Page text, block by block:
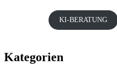
KI-BERATUNG
Kategorien